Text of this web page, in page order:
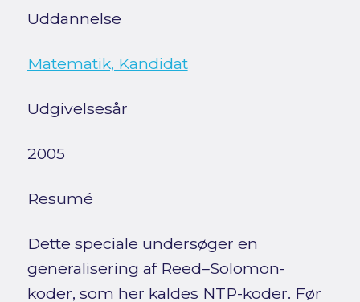
Uddannelse
Matematik, Kandidat
Udgivelsesår
2005
Resumé
Dette speciale undersøger en
generalisering af Reed–Solomon-
koder, som her kaldes NTP-koder. Før